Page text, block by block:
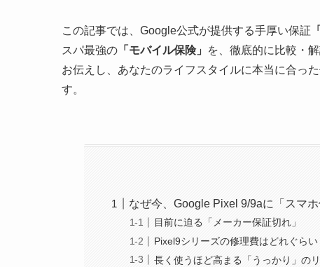
この記事では、Google公式が提供する手厚い保証
スパ最強の 「モバイル保険」
を、徹底的に比較・
お伝えし、あなたのライフスタイルに本当に合っ
す。
なぜ今、Google Pixel 9/9aに「スマ
目前に迫る「メーカー保証切れ」
Pixel9シリーズの修理費はどれぐらい
長く使うほど高まる「うっかり」の